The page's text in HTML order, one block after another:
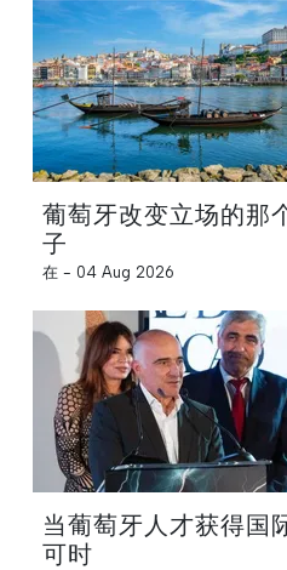
葡萄牙改变立场的那
子
在 - 04 Aug 2026
当葡萄牙人才获得国
可时